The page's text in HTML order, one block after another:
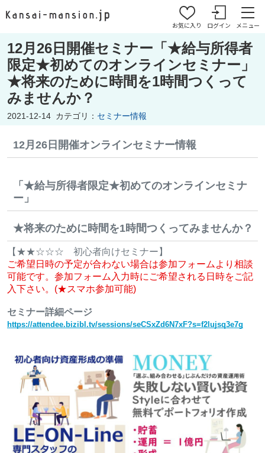
お気に入り ログイン メニュー
12月26日開催セミナー「★給与所得者
限定★初めてのオンラインセミナー」
★将来のために時間を1時間つくって
みませんか？
2021-12-14 カテゴリ： セミナー情報
12月26日開催オンラインセミナー情報
「 ★給与所得者限定★初めてのオンラインセミナ
ー」
★将来のために時間を1時間つくってみませんか？
【★★☆☆☆ 初心者向けセミナー】
ご希望日時の予定が合わない場合は参加フォームより相談
可能です。参加フォーム入力時にご希望される日時をご記
入下さい。(★スマホ参加可能)
セミナー詳細ページ
https://attendee.bizibl.tv/sessions/seCSxZd6N7xF?s=f2lujsq3e7g